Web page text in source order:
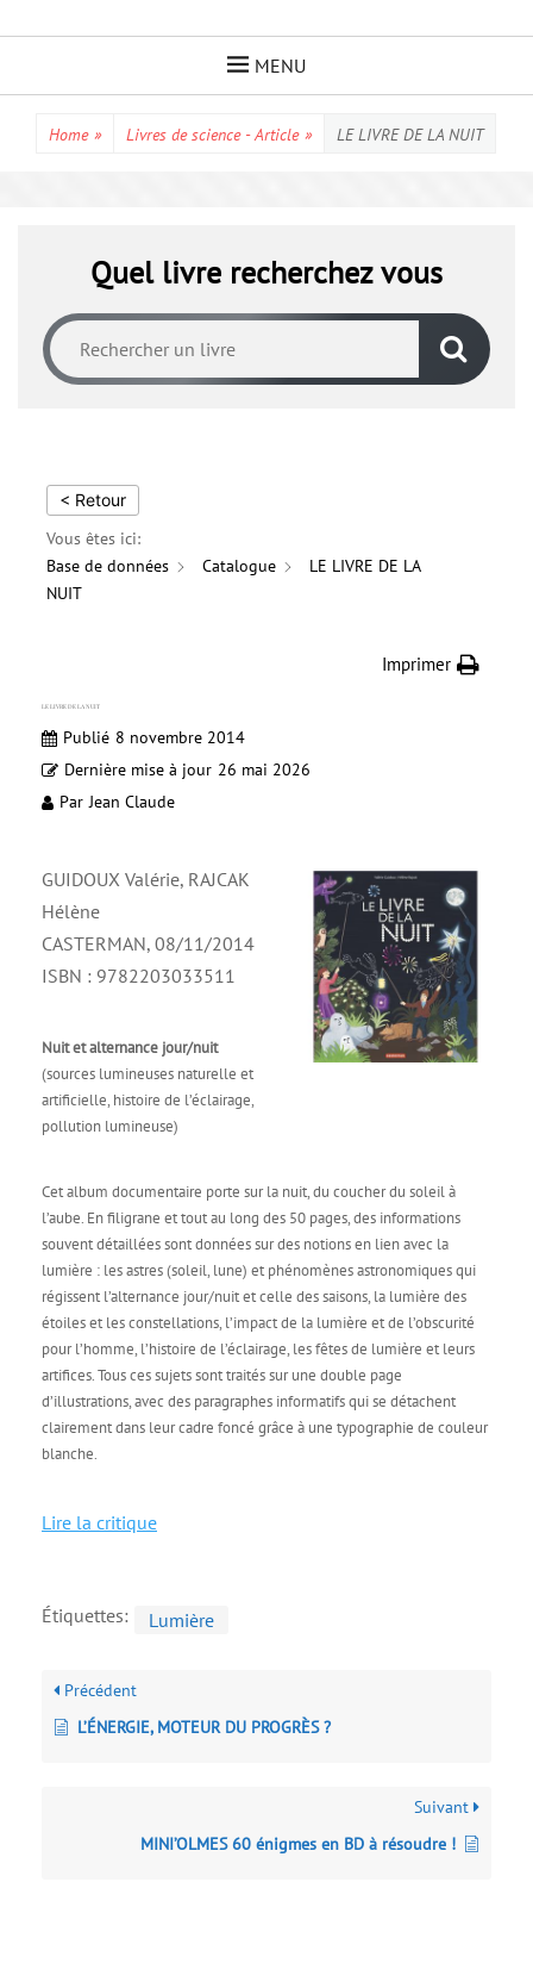
MENU
Home » Livres de science - Article » LE LIVRE DE LA NUIT
Quel livre recherchez vous
< Retour
Vous êtes ici:
Base de données
Catalogue
LE LIVRE DE LA
NUIT
Imprimer
LE LIVRE DE LA NUIT
Publié 8 novembre 2014
Dernière mise à jour 26 mai 2026
Par Jean Claude
GUIDOUX Valérie, RAJCAK
Hélène
CASTERMAN, 08/11/2014
ISBN : 9782203033511
Nuit et alternance jour/nuit
(sources lumineuses naturelle et
artificielle, histoire de l’éclairage,
pollution lumineuse)
Cet album documentaire porte sur la nuit, du coucher du soleil à
l’aube. En filigrane et tout au long des 50 pages, des informations
souvent détaillées sont données sur des notions en lien avec la
lumière : les astres (soleil, lune) et phénomènes astronomiques qui
régissent l’alternance jour/nuit et celle des saisons, la lumière des
étoiles et les constellations, l’impact de la lumière et de l’obscurité
pour l’homme, l’histoire de l’éclairage, les fêtes de lumière et leurs
artifices. Tous ces sujets sont traités sur une double page
d’illustrations, avec des paragraphes informatifs qui se détachent
clairement dans leur cadre foncé grâce à une typographie de couleur
blanche.
Lire la critique
Étiquettes: Lumière
Précédent
L’ÉNERGIE, MOTEUR DU PROGRÈS ?
Suivant
MINI’OLMES 60 énigmes en BD à résoudre !